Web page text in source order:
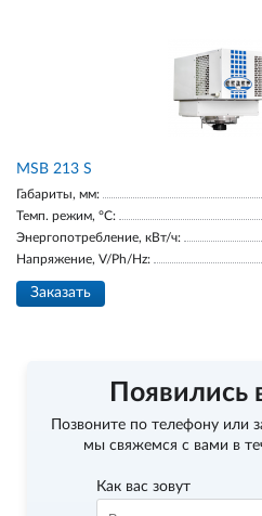
MSB 213 S
Габариты, мм:
Темп. режим, °С:
Энергопотребление, кВт/ч:
Напряжение, V/Ph/Hz:
Заказать
Появились
Позвоните по телефону или
мы свяжемся с вами в
Как вас зовут